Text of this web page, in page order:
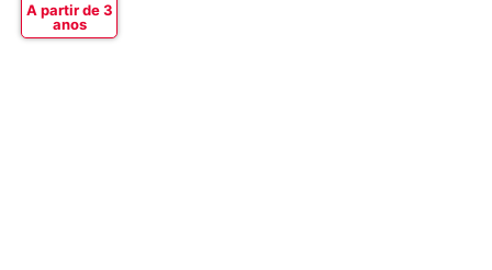
A partir de 3
anos